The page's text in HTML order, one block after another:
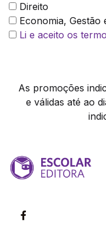
Direito
Economia, Gestão
Li e aceito os
As promoções
e válidas até ao